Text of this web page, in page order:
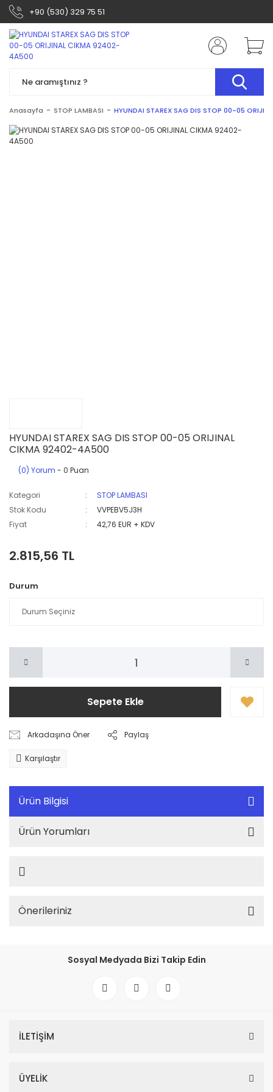
+90 (530) 329 75 51
Anasayfa STOP LAMBASI HYUNDAI STAREX SAG DIS STOP 00-05
HYUNDAI STAREX SAG DIS STOP 00-05 ORIJINAL
CIKMA 92402-4A500
(0) Yorum - 0 Puan
Kategori
STOP LAMBASI
Stok Kodu
VVPEBV5J3H
Fiyat
42,76 EUR + KDV
2.815,56 TL
Durum
Sepete Ekle
Arkadaşına Öner Paylaş
Karşılaştır
Ürün Bilgisi
Ürün Yorumları
Önerileriniz
Sosyal Medyada Bizi Takip Edin
İLETİŞİM
ÜYELİK